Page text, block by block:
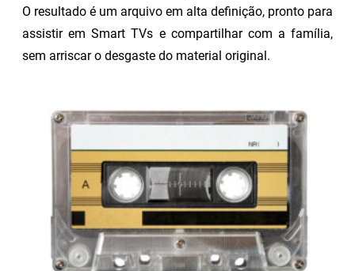
O resultado é um arquivo em alta definição, pronto para
assistir em Smart TVs e compartilhar com a família,
sem arriscar o desgaste do material original.